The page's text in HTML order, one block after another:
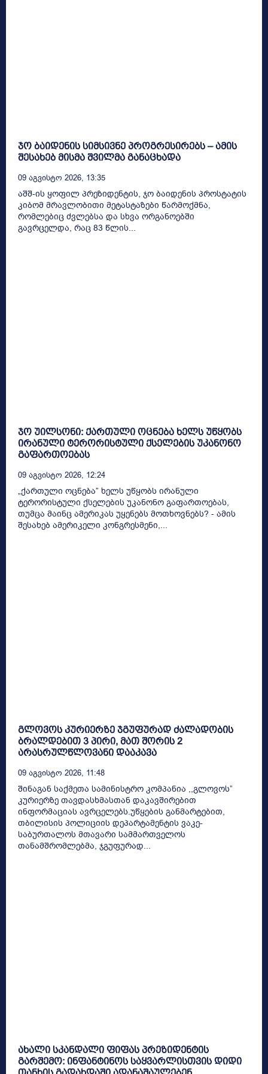
ჯო ბაიდენის სიმსივნე პროგრესირებს – ამის
შესახებ მისმა შვილმა განაცხადა
09 Აგვისტო 2026, 13:35
აშშ-ის ყოფილ პრეზიდენტის, ჯო ბაიდენის პროსტატის
კიბომ მრავლობითი მეტასტაზები წარმოქმნა,
რომლებიც ძვლებსა და სხვა ორგანოებში
გავრცელდა, რაც 83 წლის...
ჯო უილსონი: ქართული ოცნება ხელს უწყობს
ირანული ტერორისტული ქსელების უკანონო
გაფართოებას
09 Აგვისტო 2026, 12:24
„ქართული ოცნება” ხელს უწყობს ირანული
ტერორისტული ქსელების უკანონო გაფართოებას,
თუმცა მაინც ამერიკას უყენებს მოთხოვნებს? - ამის
შესახებ ამერიკელი კონგრესმენი,...
გლოვოს კურიერზე ჯგუფურად ძალადობის
ბრალდებით 3 პირი, მათ შორის 2
არასრულწლოვანი დააკავა
09 Აგვისტო 2026, 11:48
შინაგან საქმეთა სამინისტრო კომპანია ,,გლოვოს”
კურიერზე თავდასხმასთან დაკავშირებით
ინფორმაციას ავრცელებს.უწყების განმარტებით,
თბილისის პოლიციის დეპარტამენტის ვაკე-
საბურთალოს მთავარი სამმართველოს
თანამშრომლებმა, ჯგუფურად...
ახალი სკანდალი ფიფას პრეზიდენტის
გარშემო: ინფანტინოს საყვარლისთვის დიდი